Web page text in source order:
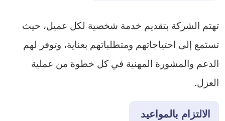
تهتم الشركة بتقديم خدمة شخصية لكل عميل، حيث
تستمع إلى احتياجاتهم ومتطلباتهم بعناية، وتوفر لهم
الدعم والمشورة المهنية في كل خطوة من عملية
العزل.
الالتزام بالمواعيد